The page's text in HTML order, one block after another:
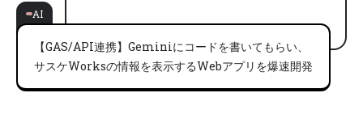
AI
【GAS/API連携】Geminiにコードを書いてもらい、
サスケWorksの情報を表示するWebアプリを爆速開発